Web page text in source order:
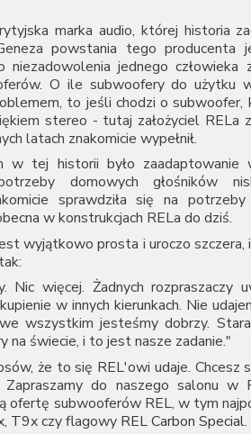
marka audio, której historia
powstania tego producenta
niezadowolenia jednego człowieka
O ile subwoofery do użytku
to jeśli chodzi o
stereo - tutaj założyciel RELa
latach znakomicie wypełnił.
w tej historii było zaadaptowanie
domowych głośników
sprawdziła się na potrzeby
w konstrukcjach RELa do dziś.
wyjątkowo prosta i uroczo szczera,
Nic więcej. Żadnych rozpraszaczy
w innych kierunkach. Nie
wszystkim jesteśmy dobrzy.
na świecie, i to jest nasze zadanie."
że to się REL'owi udaje. Chcesz
Zapraszamy do naszego salonu w
ofertę subwooferów REL, w tym
, T9xczy flagowy REL Carbon Special.